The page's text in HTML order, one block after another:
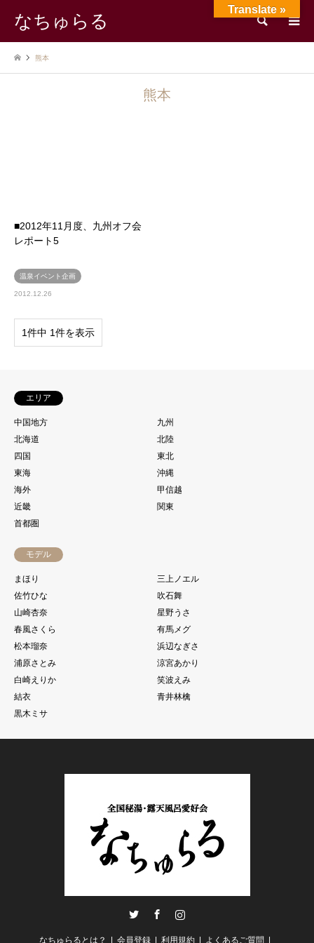
なちゅらる 検索
熊本
熊本
■2012年11月度、九州オフ会
レポート5
温泉イベント企画
2012.12.26
1件中 1件を表示
エリア
中国地方
九州
北海道
北陸
四国
東北
東海
沖縄
海外
甲信越
近畿
関東
首都圏
モデル
まほり
三上ノエル
佐竹ひな
吹石舞
山崎杏奈
星野うさ
春風さくら
有馬メグ
松本瑠奈
浜辺なぎさ
浦原さとみ
涼宮あかり
白崎えりか
笑波えみ
結衣
青井林檎
黒木ミサ
なちゅらるとは？ 会員登録 利用規約 よくあるご質問
Translate »